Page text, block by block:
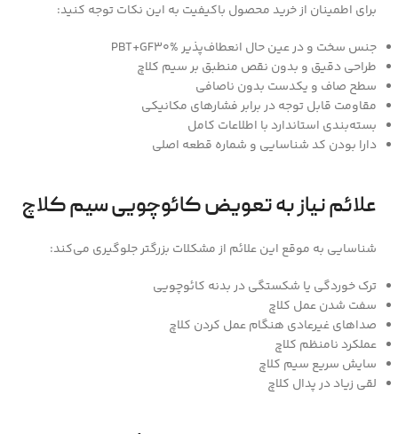
برای اطمینان از خرید محصول باکیفیت به این نکات توجه کنید:
جنس سخت و در عین حال انعطاف‌پذیر PBT+GF30%
طراحی دقیق و بدون نقص منطبق بر سیم کلاچ
سطح صاف و یکدست بدون ناصافی
مقاومت قابل توجه در برابر فشارهای مکانیکی
بسته‌بندی استاندارد با اطلاعات کامل
دارا بودن کد شناسایی و شماره قطعه اصلی
علائم نیاز به تعویض کائوچویی سیم کلاچ
شناسایی به موقع این علائم از مشکلات بزرگتر جلوگیری می‌کند:
ترک خوردگی یا شکستگی در بدنه کائوچویی
سفت شدن عمل کلاچ
صداهای غیرعادی هنگام عمل کردن کلاچ
عملکرد نامنظم کلاچ
سایش سریع سیم کلاچ
لقی زیاد در پدال کلاچ